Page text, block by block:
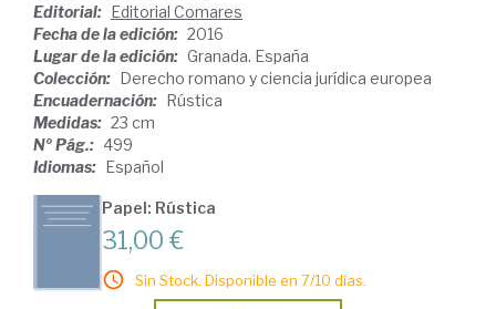
Editorial: Editorial Comares
Fecha de la edición: 2016
Lugar de la edición: Granada. España
Colección: Derecho romano y ciencia jurídica europea
Encuadernación: Rústica
Medidas: 23 cm
Nº Pág.: 499
Idiomas: Español
Papel: Rústica
31,00 €
Sin Stock. Disponible en 7/10 días.